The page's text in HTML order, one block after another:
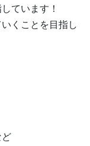
ています！
くことを目指し